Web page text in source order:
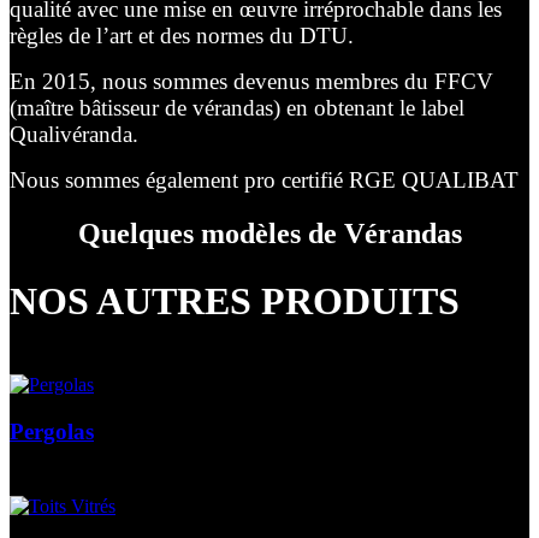
qualité avec une mise en œuvre irréprochable dans les
règles de l’art et des normes du DTU.
En 2015, nous sommes devenus membres du FFCV
(maître bâtisseur de vérandas) en obtenant le label
Qualivéranda.
Nous sommes également pro certifié RGE QUALIBAT
Quelques modèles de Vérandas
NOS AUTRES PRODUITS
Pergolas